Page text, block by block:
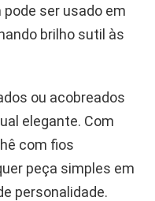
ser usado em
brilho sutil às
ou acobreados
elegante. Com
com fios
peça simples em
personalidade.